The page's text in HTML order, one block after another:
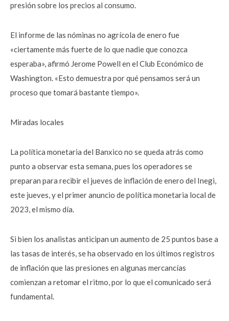
presión sobre los precios al consumo.
El informe de las nóminas no agrícola de enero fue
«ciertamente más fuerte de lo que nadie que conozca
esperaba», afirmó Jerome Powell en el Club Económico de
Washington. «Esto demuestra por qué pensamos será un
proceso que tomará bastante tiempo».
Miradas locales
La política monetaria del Banxico no se queda atrás como
punto a observar esta semana, pues los operadores se
preparan para recibir el jueves de inflación de enero del Inegi,
este jueves, y el primer anuncio de política monetaria local de
2023, el mismo día.
Si bien los analistas anticipan un aumento de 25 puntos base a
las tasas de interés, se ha observado en los últimos registros
de inflación que las presiones en algunas mercancías
comienzan a retomar el ritmo, por lo que el comunicado será
fundamental.